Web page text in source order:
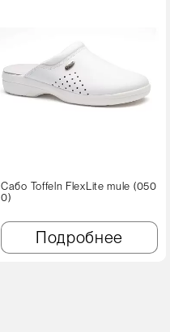
Сабо Toffeln FlexLite mule (050
0)
Подробнее